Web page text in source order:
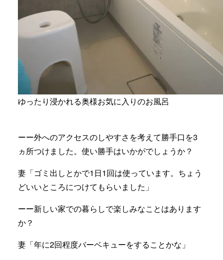
ゆったり浸かれる奥様お気に入りのお風呂
ーー外へのアクセスのしやすさを考えて勝手口を3
ヵ所つけました。使い勝手はいかがでしょうか？
妻「ゴミ出しとかで1日1回は使っています。ちょう
どいいところにつけてもらいました」
ーー新しい家での暮らしで楽しみなことはあります
か？
妻「年に2回程度バーベキューをすることかな」